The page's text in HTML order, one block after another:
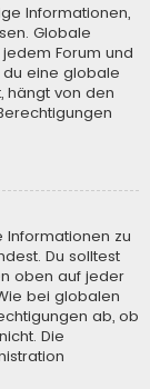
Informationen,
Globale
Forum und
eine globale
hängt von den
zu
Du solltest
oben auf jeder
bei globalen
ab, ob
Die